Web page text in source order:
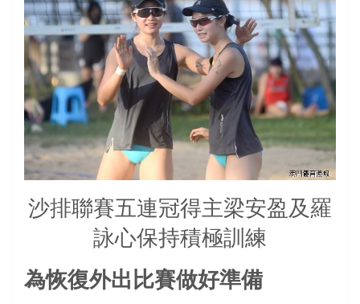
沙排聯賽五連冠得主梁安盈及羅
詠心保持積極訓練
為恢復外出比賽做好準備